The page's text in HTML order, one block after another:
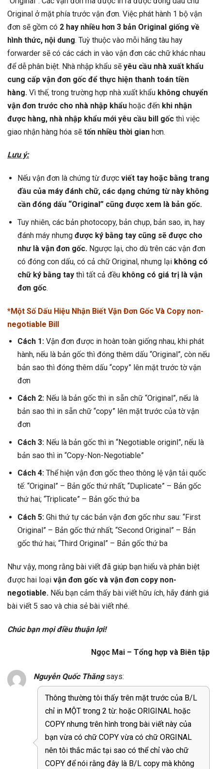
Original ở mặt phía trước vận đơn. Việc phát hành 1 bộ vận
đơn sẽ gồm có 2 hay nhiều hơn 3 bản Original giống về
hình thức, nội dung. Tuỳ thuộc vào mỗi hãng tàu hay
forwarder sẽ có các cách in vào vận đơn các chữ khác nhau
để dễ phân biệt. Nhà nhập khẩu sẽ yêu cầu nhà xuất khẩu
cung cấp vận đơn gốc để thực hiện thanh toán tiền
hàng. Vì thế, trong trường hợp nhà xuất khẩu không chuyển
vận đơn trước cho nhà nhập khẩu hoặc đến khi nhận
được hàng, nhà nhập khẩu mới yêu cầu bill gốc thì việc
giao nhận hàng hóa sẽ tốn nhiều thời gian hơn.
Lưu ý:
Nếu vận đơn là chứng từ được viết tay hoặc bằng trang
đầu của máy đánh chữ, các dạng chứng từ này không
cần đóng dấu “Original” cũng được xem là bản gốc.
Tuy nhiên, các bản photocopy, bản chụp, bản sao, in, hay
đánh máy nhưng được ký bằng tay cũng sẽ được cho
như là vận đơn gốc. Ngược lại, cho dù trên các vận đơn
có đóng con dấu, có cả chữ Original, nhưng lại không có
chữ ký bằng taythì tất cả đều không có giá trị là vận
đơn gốc.
*Một Số Dấu Hiệu Nhận Biết Vận Đơn Gốc Và Copy non-
negotiable Bill
Cách 1:Vận đơn được in hoàn toàn giống nhau, khi phát
hành, nếu là bản gốc thì đóng thêm dấu “Original”, còn nếu
bản sao thì đóng thêm dấu “copy” lên mặt trước tờ vận
đơn
Cách 2:Nếu là bản gốc thì in sẵn chữ “Original”, nếu là
bản sao thì in sẵn chữ “copy” lên mặt trước của tờ vận
đơn
Cách 3:Nếu là bản gốc thì in “Negotiable originl”, nếu là
bản sao thì in “Copy-Non-Negotiable”
Cách 4:Thể hiện vận đơn gốc theo thông lệ vận tải quốc
tế: “Original” – Bản gốc thứ nhất; “Duplicate” – Bản gốc
thứ hai; “Triplicate” – Bản gốc thứ ba
Cách 5:Ghi thứ tự các bản vận đơn gốc như sau: “First
Original” – Bản gốc thứ nhất; “Second Original” – Bản
gốc thứ hai; “Third Original” – Bản gốc thứ ba
Như vậy, mong rằng bài viết đã giúp bạn hiểu và phân biệt
được hai loại vận đơn gốc và vận đơn copy non-
negotiable. Nếu bạn cảm thấy bài viết hữu ích, hãy đánh giá
bài viết 5 sao và chia sẻ bài viết nhé.
Chúc bạn mọi điều thuận lợi!
Ngọc Mai – Tổng hợp và Biên tập
Nguyễn Quốc Thăng says:
Thông thường tôi thấy trên mặt trước của B/L
chỉ in MỘT trong 2 từ: hoặc ORIGINAL hoặc
COPY nhưng trên hình trong bài viết này của
bạn vừa có chữ COPY vừa có chữ ORGINAL
nên tôi thắc mắc tại sao có thể chỉ vào chữ
COPY để nói rằng đây là B/L copy mà không